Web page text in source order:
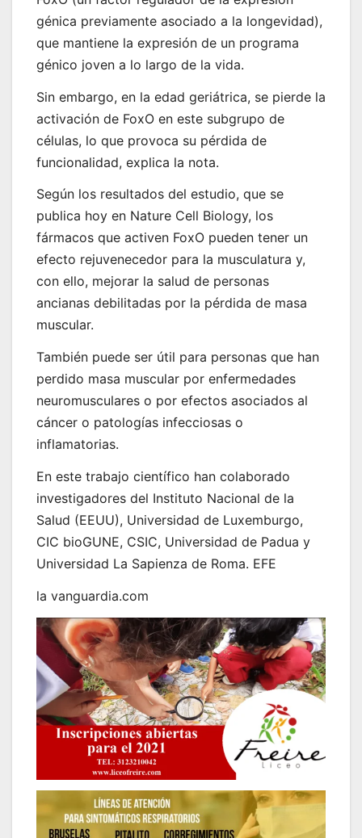
génica previamente asociado a la longevidad),
que mantiene la expresión de un programa
génico joven a lo largo de la vida.
Sin embargo, en la edad geriátrica, se pierde la
activación de FoxO en este subgrupo de
células, lo que provoca su pérdida de
funcionalidad, explica la nota.
Según los resultados del estudio, que se
publica hoy en Nature Cell Biology, los
fármacos que activen FoxO pueden tener un
efecto rejuvenecedor para la musculatura y,
con ello, mejorar la salud de personas
ancianas debilitadas por la pérdida de masa
muscular.
También puede ser útil para personas que han
perdido masa muscular por enfermedades
neuromusculares o por efectos asociados al
cáncer o patologías infecciosas o
inflamatorias.
En este trabajo científico han colaborado
investigadores del Instituto Nacional de la
Salud (EEUU), Universidad de Luxemburgo,
CIC bioGUNE, CSIC, Universidad de Padua y
Universidad La Sapienza de Roma. EFE
la vanguardia.com